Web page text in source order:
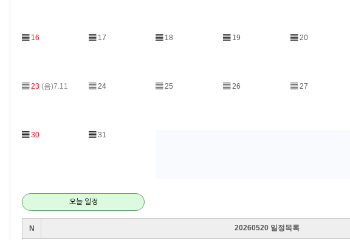
▤ 16 ▤ 17 ▤ 18 ▤ 19 ▤ 20
▤ 23 (음)7.11 ▤ 24 ▤ 25 ▤ 26 ▤ 27
▤ 30 ▤ 31
오늘 일정
N 20260520 일정목록